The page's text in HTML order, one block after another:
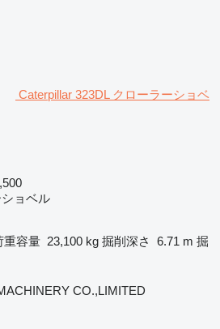
Caterpillar 323DL クローラーショベ
ョベル
重容量 23,100 kg 掘削深さ 6.71 m 掘
CO.,LIMITED